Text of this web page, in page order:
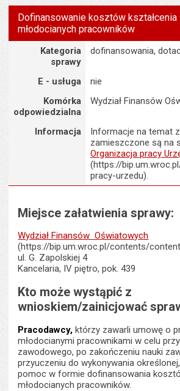
Dofinansowanie kosztów kształcenia
młodocianych pracowników
SzczegółyKategoria
sprawy
dofinansowania,
E - usługa
nie
Komórka
odpowiedzialna
Wydział Finansów
Informacja
Informacje na temat
zamieszczone są na
Organizacja pracy
(https://
pracy-urzedu).
Miejsce załatwienia sprawy:
Wydział Finansów Oświatowych
(https://bip.um.wroc.pl/contents/
ul. G. Zapolskiej 4
Kancelaria, IV piętro, pok. 439
Kto może wystąpić z
wnioskiem/zainicjować
Pracodawcy,którzy zawarli umowę o
młodocianymi pracownikami w celu
zawodowego, po zakończeniu nauki
przyuczeniu do wykonywania
pomoc w formie dofinansowania
młodocianych pracowników.